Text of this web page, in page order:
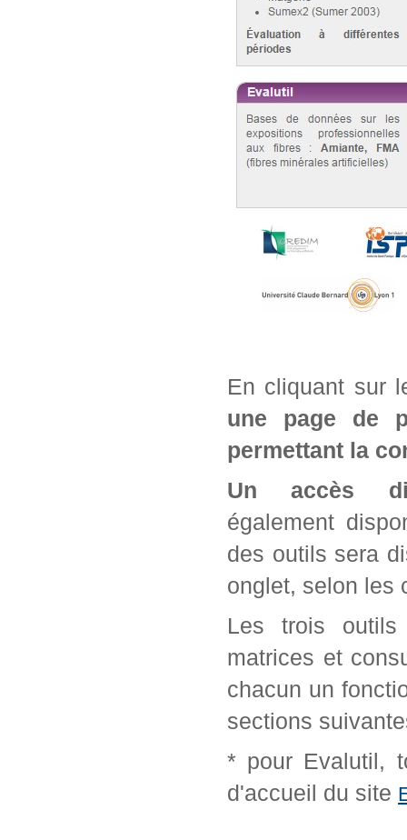
En cliquant sur
une page de
permettant la
Un accès
également
des outils sera
onglet, selon les
Les trois outils
matrices et
chacun un
sections
* pour Evalutil,
d'accueil du site